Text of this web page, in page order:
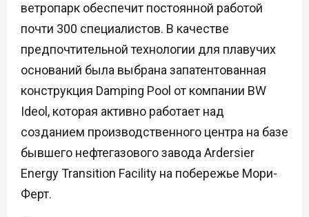
ветропарк обеспечит постоянной работой
почти 300 специалистов. В качестве
предпочтительной технологии для плавучих
оснований была выбрана запатентованная
конструкция Damping Pool от компании BW
Ideol, которая активно работает над
созданием производственного центра на базе
бывшего нефтегазового завода Ardersier
Energy Transition Facility на побережье Мори-
Ферт.